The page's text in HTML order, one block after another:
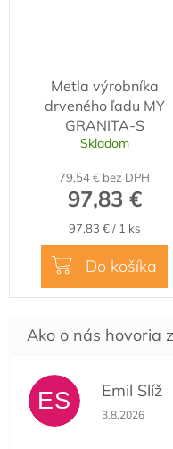
Metla výrobníka
drveného ľadu MY
GRANITA-S
Skladom
79,54 € bez DPH
97,83 €
Jednotková
cena:
97,83 € / 1 ks
Do košíka
ES Emil Slíž
Hodnotenie
3.8.2026